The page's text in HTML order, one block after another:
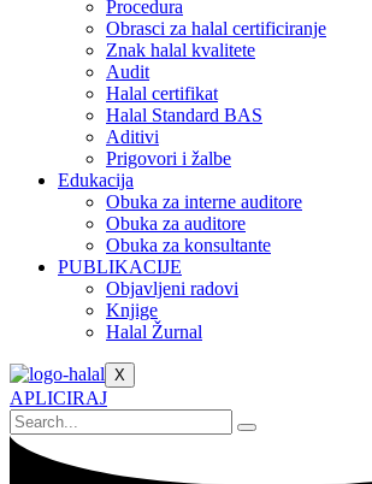
Procedura
Obrasci za halal certificiranje
Znak halal kvalitete
Audit
Halal certifikat
Halal Standard BAS
Aditivi
Prigovori i žalbe
Edukacija
Obuka za interne auditore
Obuka za auditore
Obuka za konsultante
PUBLIKACIJE
Objavljeni radovi
Knjige
Halal Žurnal
X
APLICIRAJ